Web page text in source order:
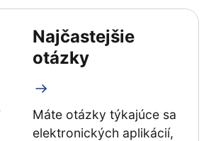
Najčastejšie
otázky
Máte otázky týkajúce sa
elektronických aplikácií,